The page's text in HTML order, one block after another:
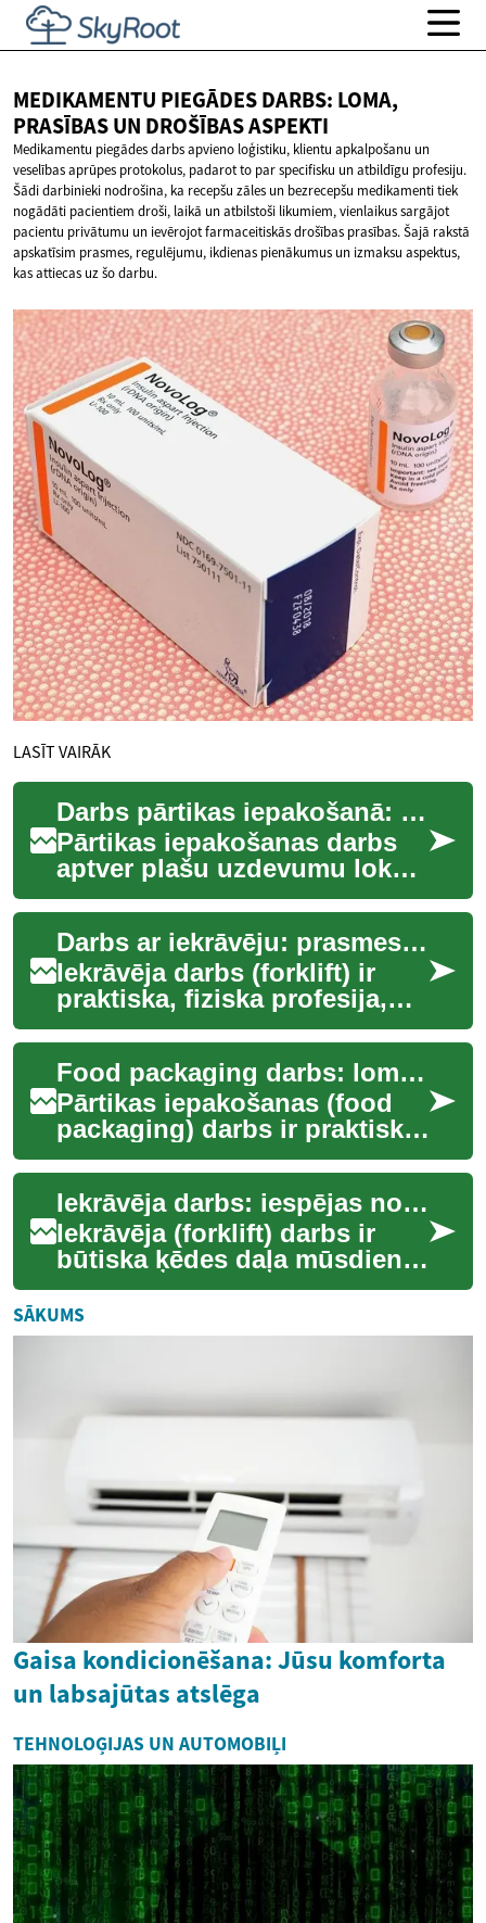
MEDIKAMENTU PIEGĀDES DARBS: LOMA,
PRASĪBAS UN DROŠĪBAS ASPEKTI
Medikamentu piegādes darbs apvieno loģistiku, klientu apkalpošanu un
veselības aprūpes protokolus, padarot to par specifisku un atbildīgu profesiju.
Šādi darbinieki nodrošina, ka recepšu zāles un bezrecepšu medikamenti tiek
nogādāti pacientiem droši, laikā un atbilstoši likumiem, vienlaikus sargājot
pacientu privātumu un ievērojot farmaceitiskās drošības prasības. Šajā rakstā
apskatīsim prasmes, regulējumu, ikdienas pienākumus un izmaksu aspektus,
kas attiecas uz šo darbu.
LASĪT VAIRĀK
Darbs pārtikas iepakošanā: lomas, prasmes un drošība
Pārtikas iepakošanas darbs
aptver plašu uzdevumu loku
— no produktu
sagatavošanas līdz to pareizai
un higiēniskai ies...
Darbs ar iekrāvēju: prasmes, atbildības un iespējas
Iekrāvēja darbs (forklift) ir
praktiska, fiziska profesija,
kas bieži sastopama
noliktavās (warehouse) un
loģistikas ...
Food packaging darbs: lomas, prasmes un darba apstākļi
Pārtikas iepakošanas (food
packaging) darbs ir praktiska
un atkārtojama ražošanas
procesa daļa, kas nodrošina,
ka ēdi...
Iekrāvēja darbs: iespējas noliktavā un loģistikā
Iekrāvēja (forklift) darbs ir
būtiska ķēdes daļa mūsdienu
noliktavu un loģistikas
sistēmās. Šajā rakstā
skaidroju, kā...
SĀKUMS
Gaisa kondicionēšana: Jūsu komforta
un labsajūtas atslēga
TEHNOLOĢIJAS UN AUTOMOBIĻI